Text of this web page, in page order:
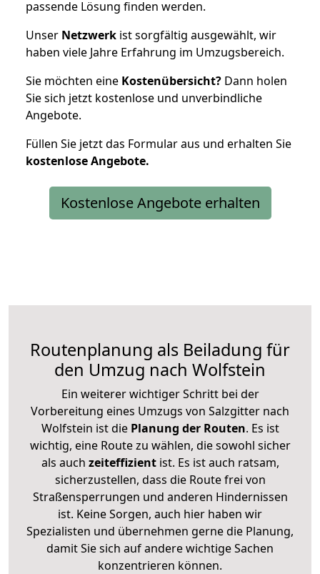
passende Lösung finden werden.
Unser Netzwerk ist sorgfältig ausgewählt, wir
haben viele Jahre Erfahrung im Umzugsbereich.
Sie möchten eine Kostenübersicht? Dann holen
Sie sich jetzt kostenlose und unverbindliche
Angebote.
Füllen Sie jetzt das Formular aus und erhalten Sie
kostenloseAngebote.
Kostenlose Angebote erhalten
Routenplanung als Beiladung für
den Umzug nach Wolfstein
Ein weiterer wichtiger Schritt bei der
Vorbereitung eines Umzugs von Salzgitter nach
Wolfstein ist diePlanung der Routen. Es ist
wichtig, eine Route zu wählen, die sowohl sicher
als auch zeiteffizientist. Es ist auch ratsam,
sicherzustellen, dass die Route frei von
Straßensperrungen und anderen Hindernissen
ist. Keine Sorgen, auch hier haben wir
Spezialisten und übernehmen gerne die Planung,
damit Sie sich auf andere wichtige Sachen
konzentrieren können.